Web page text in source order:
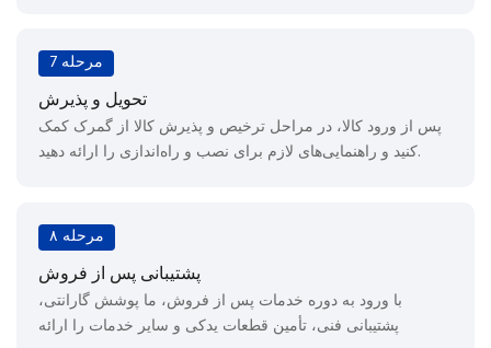
مرحله 7
تحویل و پذیرش
پس از ورود کالا، در مراحل ترخیص و پذیرش کالا از گمرک کمک
کنید و راهنمایی‌های لازم برای نصب و راه‌اندازی را ارائه دهید.
مرحله ۸
پشتیبانی پس از فروش
با ورود به دوره خدمات پس از فروش، ما پوشش گارانتی،
پشتیبانی فنی، تأمین قطعات یدکی و سایر خدمات را ارائه